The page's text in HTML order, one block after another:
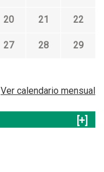
20 21 22
27 28 29
Ver calendario mensual
[+]